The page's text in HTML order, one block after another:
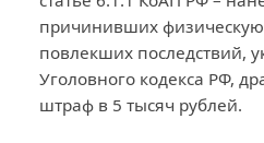
причинивших
повлекших последствий,
Уголовного кодекса РФ,
штраф в 5 тысяч рублей.